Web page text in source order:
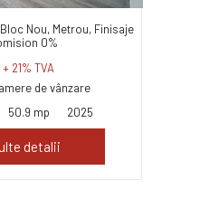
Nou, Metrou, Finisaje
0%
+ 21% TVA
de vânzare
50.9 mp 2025
detalii